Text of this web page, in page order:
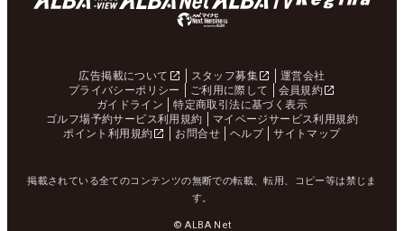
広告掲載について スタッフ募集
運営会社
プライバシーポリシー
ご利用に際して
会員規約
ガイドライン
特定商取引法に基づく表示
ゴルフ場予約サービス利用規約
マイページサービス利用規約
ポイント利用規約
お問合せ ヘルプ サイトマップ
掲載されている全てのコンテンツの無断での転載、転用、コピー等は禁じま
す。
© ALBA Net